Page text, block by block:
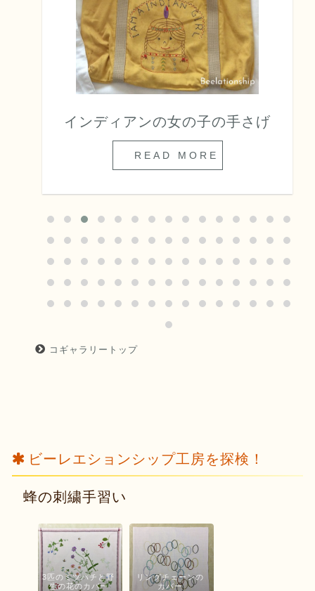
インディアンの女の子の手さげ
READ MORE
コギャラリートップ
ビーレエションシップ工房を探検！
蜂の刺繍手習い
3匹のミツバチと野
生の花のカバー
リングチェーンの
カバー